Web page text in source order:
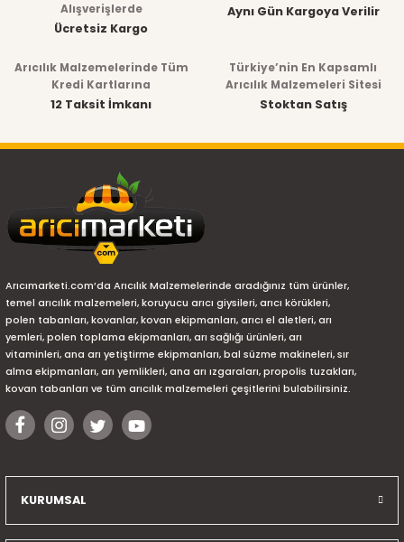
Alışverişlerde
Ücretsiz Kargo
Aynı Gün Kargoya Verilir
Arıcılık Malzemelerinde Tüm
Kredi Kartlarına
12 Taksit İmkanı
Türkiye’nin En Kapsamlı
Arıcılık Malzemeleri Sitesi
Stoktan Satış
Arıcımarketi.com’da Arıcılık Malzemelerinde aradığınız tüm ürünler,
temel arıcılık malzemeleri, koruyucu arıcı giysileri, arıcı körükleri,
polen tabanları, kovanlar, kovan ekipmanları, arıcı el aletleri, arı
yemleri, polen toplama ekipmanları, arı sağlığı ürünleri, arı
vitaminleri, ana arı yetiştirme ekipmanları, bal süzme makineleri, sır
alma ekipmanları, arı yemlikleri, ana arı ızgaraları, propolis tuzakları,
kovan tabanları ve tüm arıcılık malzemeleri çeşitlerini bulabilirsiniz.
KURUMSAL